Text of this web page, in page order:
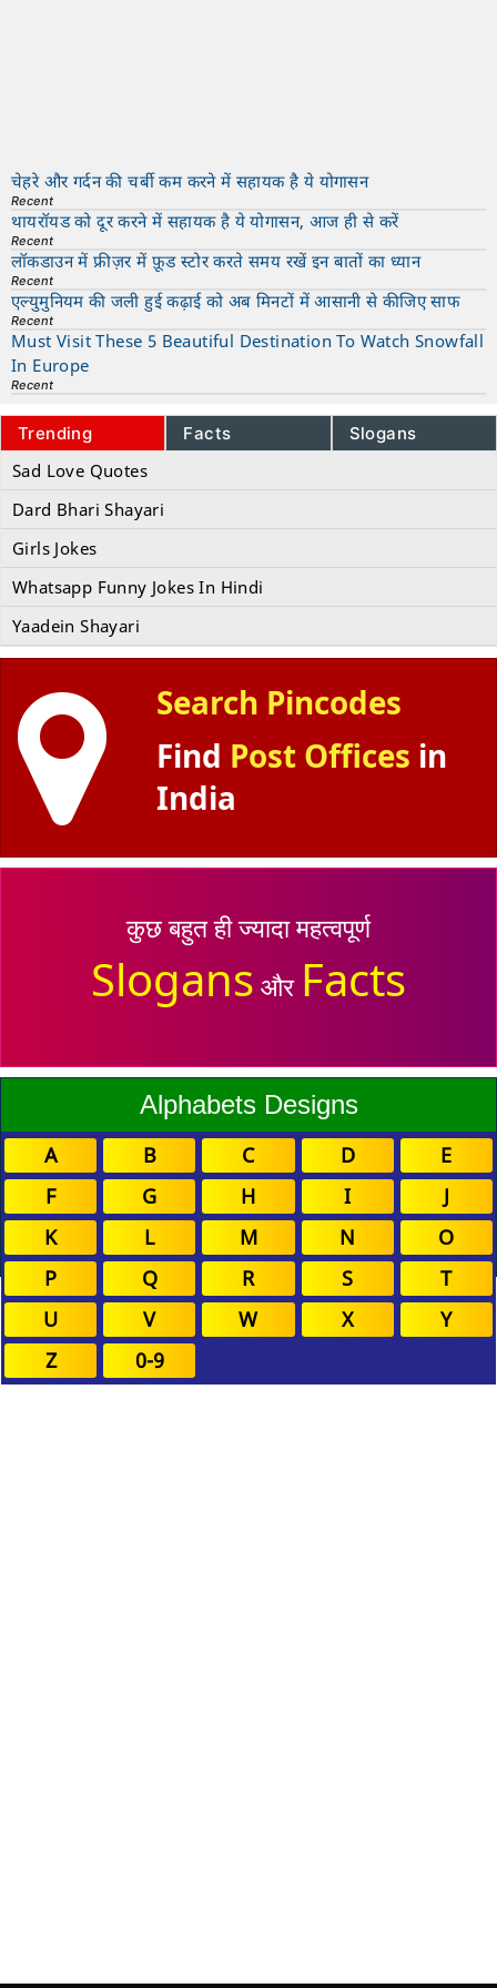
चेहरे और गर्दन की चर्बी कम करने में सहायक है ये योगासन
Recent
थायरॉयड को दूर करने में सहायक है ये योगासन, आज ही से करें
Recent
लॉकडाउन में फ्रीज़र में फ़ूड स्टोर करते समय रखें इन बातों का ध्यान
Recent
एल्युमुनियम की जली हुई कढ़ाई को अब मिनटों में आसानी से कीजिए साफ
Recent
Must Visit These 5 Beautiful Destination To Watch Snowfall
In Europe
Recent
Trending Facts Slogans
Sad Love Quotes
Dard Bhari Shayari
Girls Jokes
Whatsapp Funny Jokes In Hindi
Yaadein Shayari
Search Pincodes
Find Post Offices in
India
कुछ बहुत ही ज्यादा महत्वपूर्ण
Slogans और Facts
Alphabets Designs
A B C D
E
F
G H I
J
K
L M N
O
P
Q R S
T
U
V W X
Y
Z
0-9